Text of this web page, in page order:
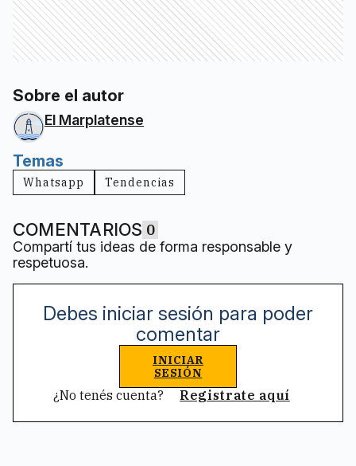
Sobre el autor
El Marplatense
Temas
Whatsapp Tendencias
COMENTARIOS 0
Compartí tus ideas de forma responsable y
respetuosa.
Debes iniciar sesión para poder
comentar
INICIAR
SESIÓN
¿No tenés cuenta? Registrate aquí